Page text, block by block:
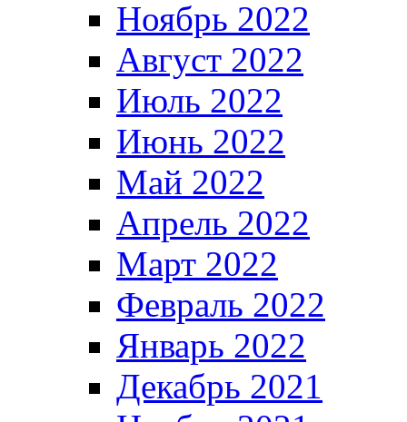
Ноябрь 2022
Август 2022
Июль 2022
Июнь 2022
Май 2022
Апрель 2022
Март 2022
Февраль 2022
Январь 2022
Декабрь 2021